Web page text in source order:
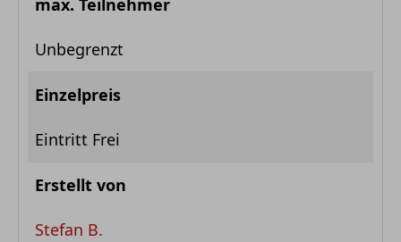
max. Teilnehmer
Unbegrenzt
Einzelpreis
Eintritt Frei
Erstellt von
Stefan B.